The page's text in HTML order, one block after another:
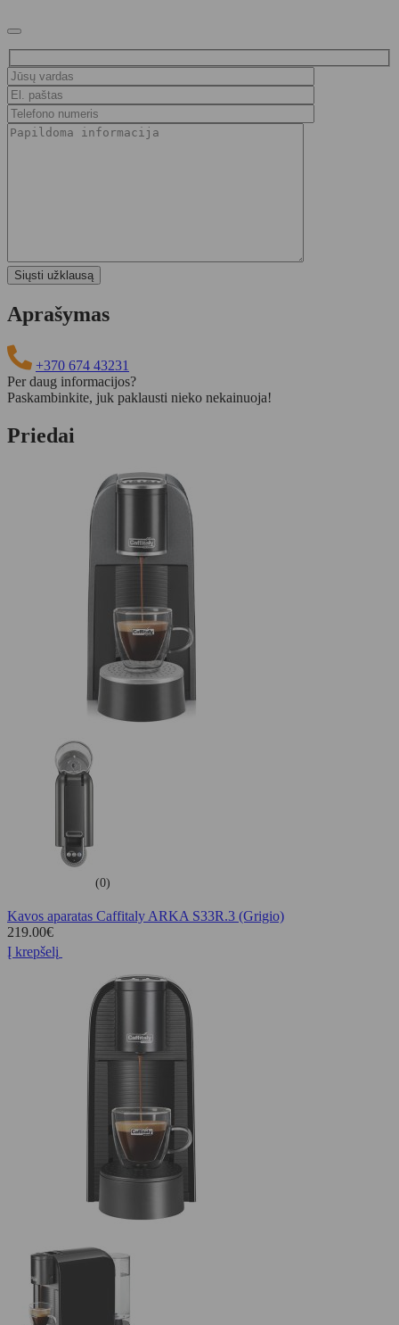
Aprašymas
+370 674 43231
Per daug informacijos?
Paskambinkite, juk paklausti nieko nekainuoja!
Priedai
(0)
Kavos aparatas Caffitaly ARKA S33R.3 (Grigio)
219.00€
Į krepšelį